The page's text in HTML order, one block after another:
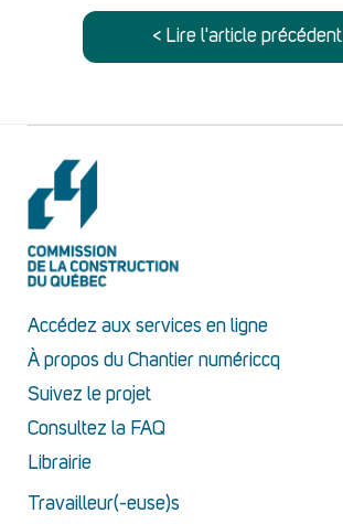
< Lire l'article précédent
Accédez aux services en ligne
À propos du Chantier numériccq
Suivez le projet
Consultez la FAQ
Librairie
Travailleur(-euse)s